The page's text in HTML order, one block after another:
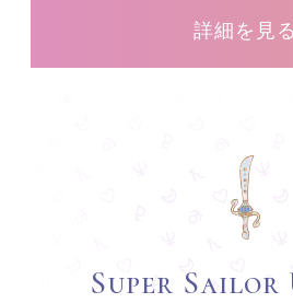
詳細を見る
Super Sailor